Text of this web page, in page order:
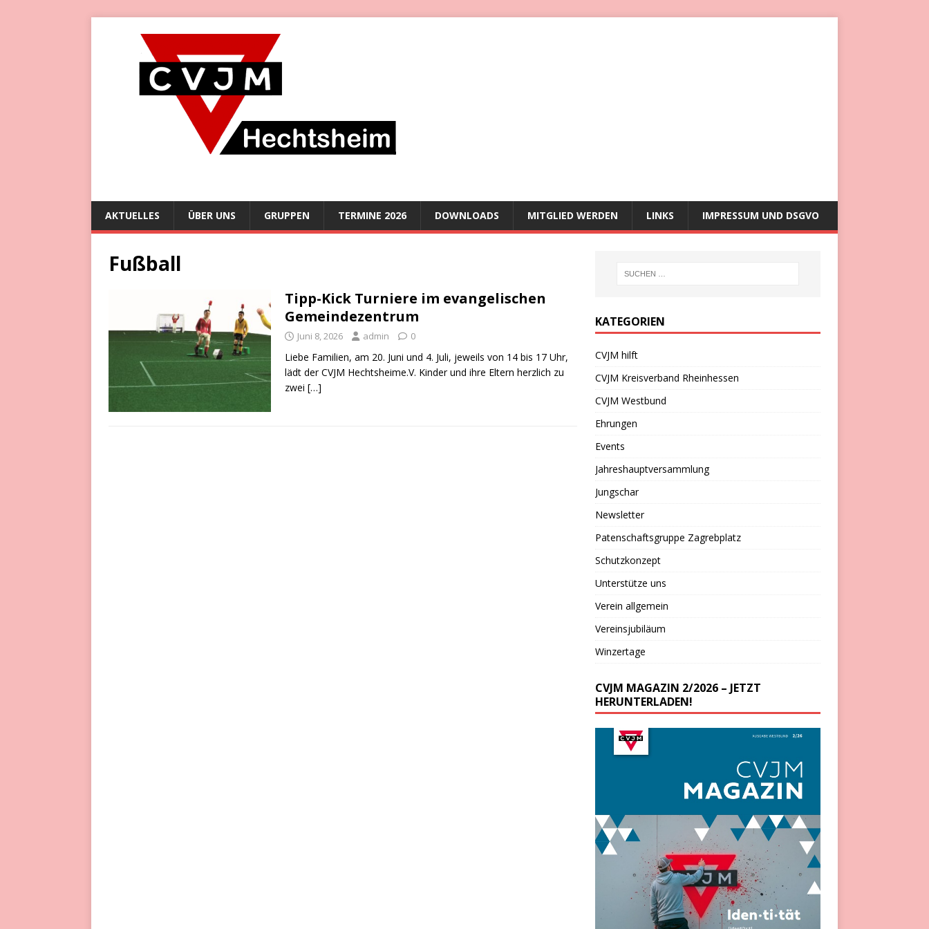
AKTUELLES ÜBER UNS GRUPPEN TERMINE 2026 DOWNLOADS MITGLIED WERDEN LINKS IMPRESSUM UND DSGVO
Fußball
Tipp-Kick Turniere im evangelischen
Gemeindezentrum
Juni 8, 2026 admin 0
Liebe Familien, am 20. Juni und 4. Juli, jeweils von 14 bis 17 Uhr,
lädt der CVJM Hechtsheime.V. Kinder und ihre Eltern herzlich zu
zwei […]
KATEGORIEN
CVJM hilft
CVJM Kreisverband Rheinhessen
CVJM Westbund
Ehrungen
Events
Jahreshauptversammlung
Jungschar
Newsletter
Patenschaftsgruppe Zagrebplatz
Schutzkonzept
Unterstütze uns
Verein allgemein
Vereinsjubiläum
Winzertage
CVJM MAGAZIN 2/2026 – JETZT
HERUNTERLADEN!